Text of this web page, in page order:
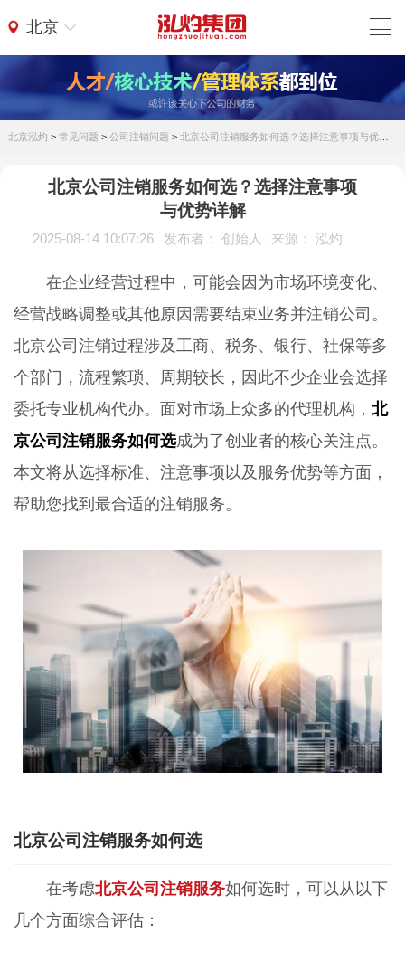
北京
北京泓灼 > 常见问题 > 公司注销问题 > 北京公司注销服务如何选？选择注意事项与优势详解
北京公司注销服务如何选？选择注意事项
与优势详解
2025-08-14 10:07:26 发布者： 创始人 来源： 泓灼
在企业经营过程中，可能会因为市场环境变化、
经营战略调整或其他原因需要结束业务并注销公司。
北京公司注销过程涉及工商、税务、银行、社保等多
个部门，流程繁琐、周期较长，因此不少企业会选择
委托专业机构代办。面对市场上众多的代理机构， 北
京公司注销服务如何选成为了创业者的核心关注点。
本文将从选择标准、注意事项以及服务优势等方面，
帮助您找到最合适的注销服务。
北京公司注销服务如何选
在考虑北京公司注销服务如何选时，可以从以下
几个方面综合评估：